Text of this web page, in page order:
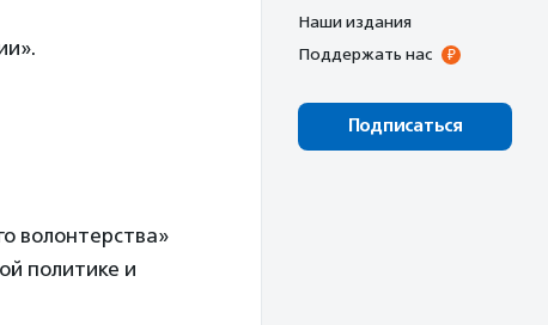
волонтерства»
политике и
Наши издания
Поддержать нас
Подписаться